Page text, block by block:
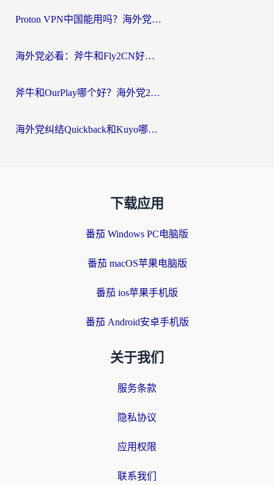
Proton VPN中国能用吗？海外党选回国加速器的避坑指南（附番茄加速器实测）
海外党必看：斧牛和Fly2CN好用吗？3招教你选对回国加速器（附免费试用攻略）
斧牛和OurPlay哪个好？海外党2026亲测：选对加速器，国内资源秒加载
海外党纠结Quickback和Kuyo哪个好？选对回国加速器才能无缝刷国内资源
下载应用
番茄 Windows PC电脑版
番茄 macOS苹果电脑版
番茄 ios苹果手机版
番茄 Android安卓手机版
关于我们
服务条款
隐私协议
应用权限
联系我们